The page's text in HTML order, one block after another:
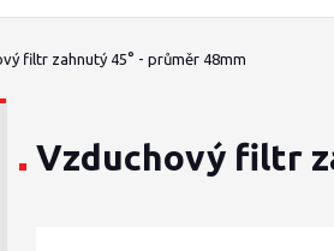
filtr zahnutý 45° - průměr 48mm
Vzduchový filtr